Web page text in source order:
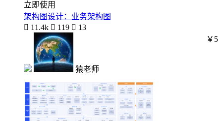
立即使用
架构图设计：业务架构图
 11.4k  119  13
猿老师
￥5